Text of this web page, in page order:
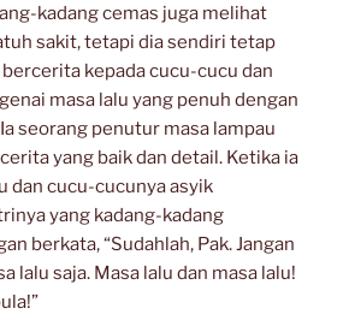
kadang cemas juga melihat
sakit, tetapi dia sendiri tetap
kepada cucu-cucu dan
masa lalu yang penuh dengan
seorang penutur masa lampau
yang baik dan detail. Ketika ia
dan cucu-cucunya asyik
yang kadang-kadang
berkata, “Sudahlah, Pak. Jangan
lalu saja. Masa lalu dan masa lalu!